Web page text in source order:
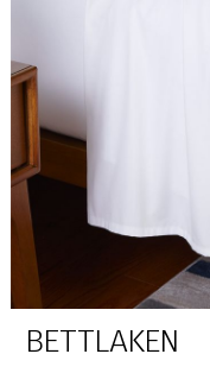
BETTLAKEN